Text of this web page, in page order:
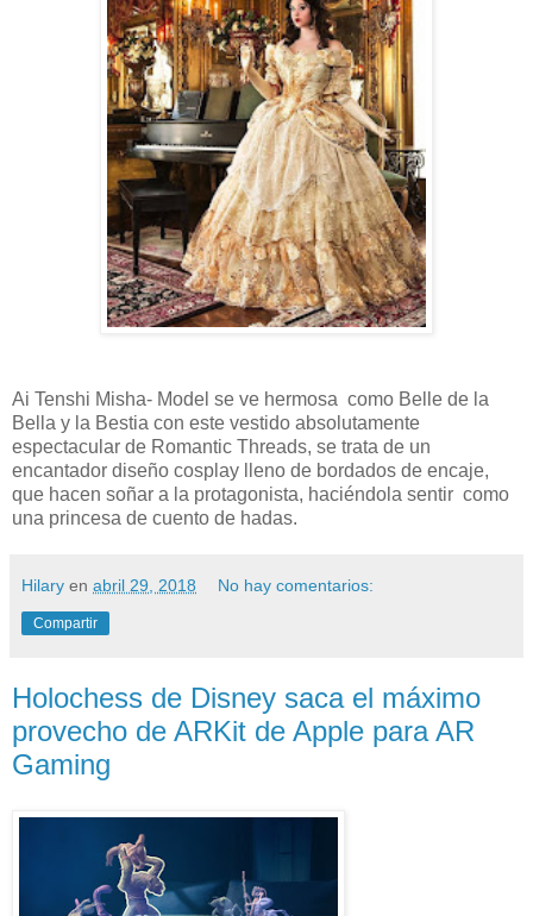
Ai Tenshi Misha- Model se ve hermosa como Belle de la
Bella y la Bestia con este vestido absolutamente
espectacular de Romantic Threads, se trata de un
encantador diseño cosplay lleno de bordados de encaje,
que hacen soñar a la protagonista, haciéndola sentir como
una princesa de cuento de hadas.
Hilary en abril 29, 2018 No hay comentarios:
Compartir
Holochess de Disney saca el máximo
provecho de ARKit de Apple para AR
Gaming